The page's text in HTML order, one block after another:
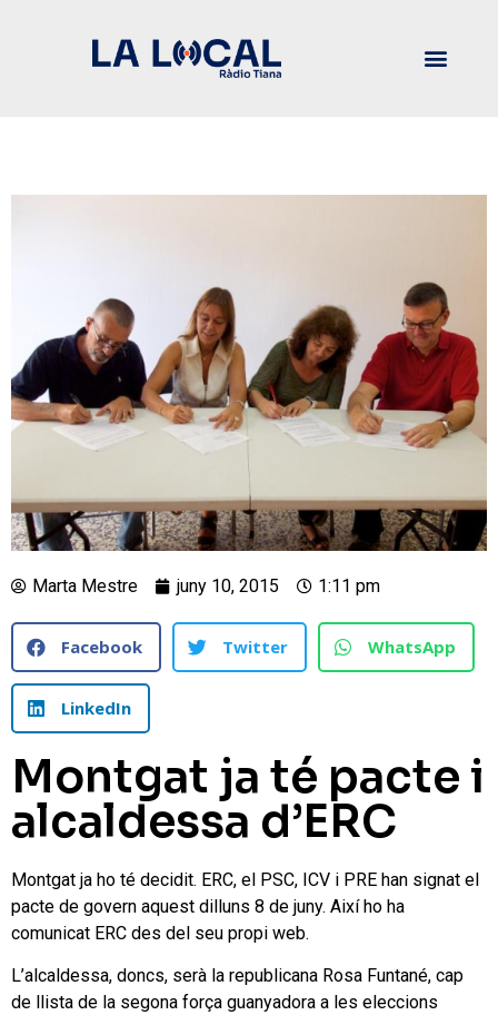
Marta Mestre juny 10, 2015 1:11 pm
Facebook Twitter WhatsApp
LinkedIn
Montgat ja té pacte i
alcaldessa d’ERC
Montgat ja ho té decidit. ERC, el PSC, ICV i PRE han signat el
pacte de govern aquest dilluns 8 de juny. Així ho ha
comunicat ERC des del seu propi web.
L’alcaldessa, doncs, serà la republicana Rosa Funtané, cap
de llista de la segona força guanyadora a les eleccions